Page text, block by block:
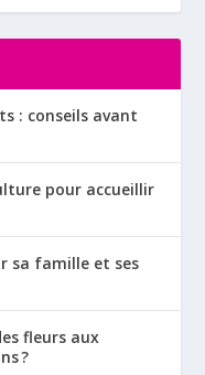
: conseils avant
pour accueillir
sa famille et ses
fleurs aux
?